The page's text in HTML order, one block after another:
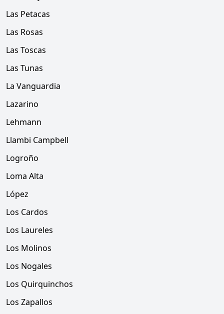
Las Petacas
Las Rosas
Las Toscas
Las Tunas
La Vanguardia
Lazarino
Lehmann
Llambi Campbell
Logroño
Loma Alta
López
Los Cardos
Los Laureles
Los Molinos
Los Nogales
Los Quirquinchos
Los Zapallos